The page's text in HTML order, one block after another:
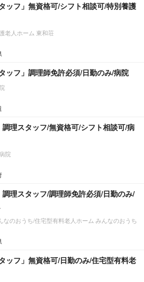
ッフ」無資格可/シフト相談可/特別養護
老人ホーム 東和荘
ッフ」調理師免許必須/日勤のみ/病院
調理スタッフ/無資格可/シフト相談可/病
院
調理スタッフ/調理師免許必須/日勤のみ/
なのおうち/住宅型有料老人ホーム みんなのおうち
ッフ」無資格可/日勤のみ/住宅型有料老